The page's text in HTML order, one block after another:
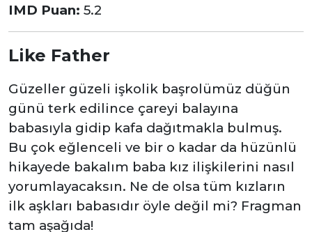
IMD Puan: 5.2
Like Father
Güzeller güzeli işkolik başrolümüz düğün
günü terk edilince çareyi balayına
babasıyla gidip kafa dağıtmakla bulmuş.
Bu çok eğlenceli ve bir o kadar da hüzünlü
hikayede bakalım baba kız ilişkilerini nasıl
yorumlayacaksın. Ne de olsa tüm kızların
ilk aşkları babasıdır öyle değil mi? Fragman
tam aşağıda!